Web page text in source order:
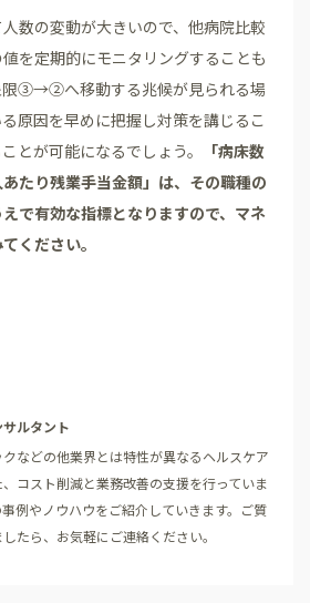
数の変動が大きいので、他病院比較
を定期的にモニタリングすることも
限③→②へ移動する兆候が見られる場
原因を早めに把握し対策を講じるこ
とが可能になるでしょう。
「病床数
たり残業手当金額」は、その職種の
で有効な指標となりますので、マネ
ください。
ルタント
などの他業界とは特性が異なるヘルスケア
コスト削減と業務改善の支援を行っていま
例やノウハウをご紹介していきます。ご質
たら、お気軽にご連絡ください。